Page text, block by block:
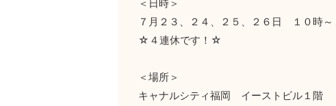
＜日時＞
７月２３、２４、２５、２６日 １０時～
☆４連休です！☆
＜場所＞
キャナルシティ福岡 イーストビル１階